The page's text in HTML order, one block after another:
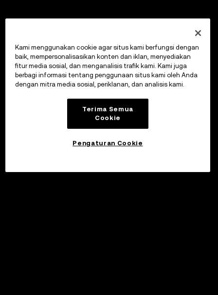
Kami menggunakan cookie agar situs kami berfungsi dengan
baik, mempersonalisasikan konten dan iklan, menyediakan
fitur media sosial, dan menganalisis trafik kami. Kami juga
berbagi informasi tentang penggunaan situs kami oleh Anda
dengan mitra media sosial, periklanan, dan analisis kami.
Terima Semua
Cookie
Pengaturan Cookie